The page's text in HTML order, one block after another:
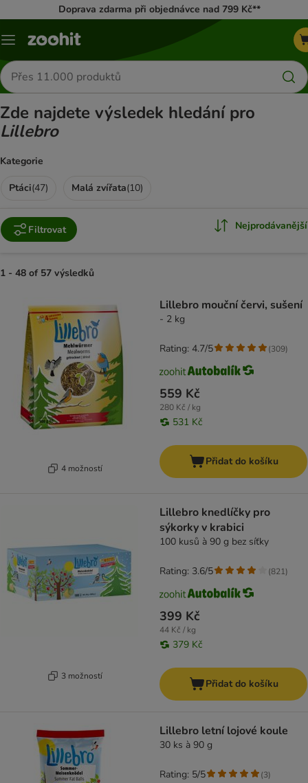
Doprava zdarma při objednávce nad 799 Kč**
Menu
Hledat
produkty
Zde najdete výsledek hledání pro
Lillebro
Kategorie
Ptáci(47) Malá zvířata(10)
Filtrovat Nejprodávanější
1 - 48 of 57 výsledků
4 možností
Lillebro mouční červi, sušení
- 2 kg
559 Kč
280 Kč / kg
531 Kč
Rating: 4.7/5 (309)
Přidat do košíku
3 možností
Lillebro knedlíčky pro
sýkorky v krabici
100 kusů à 90 g bez síťky
399 Kč
44 Kč / kg
379 Kč
Rating: 3.6/5 (821)
Přidat do košíku
Lillebro letní lojové koule
30 ks à 90 g
Rating: 5/5 (3)